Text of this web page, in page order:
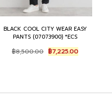
BLACK COOL CITY WEAR EASY
PANTS (07073900) *ECS
฿8,500.00 Original
price
฿7,225.00Current
price